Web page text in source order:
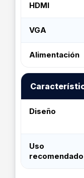
HDMI
VGA
Alimentación
Diseño
Uso
recomendado